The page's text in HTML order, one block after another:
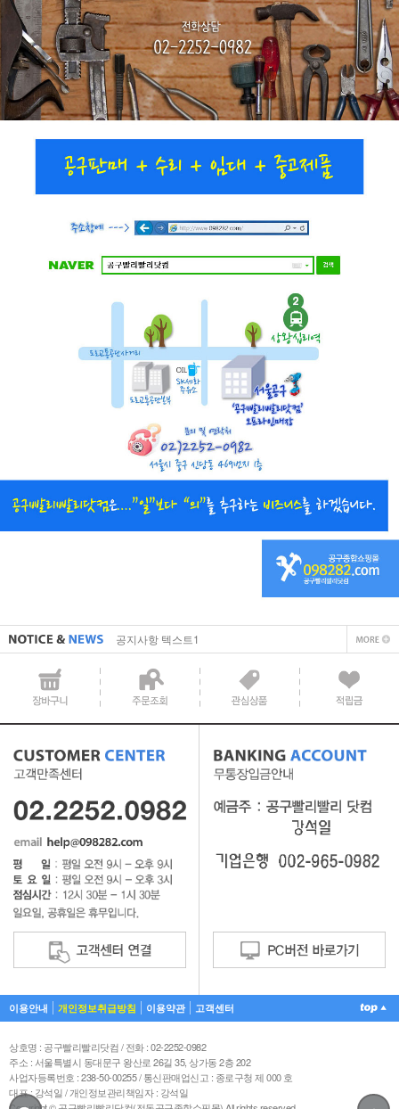
공지사항 텍스트1
직접 입력해주셔야 합니다.
공지사항 텍스트1
이용안내 개인정보취급방침 이용약관 고객센터
상호명 : 공구빨리빨리닷컴 / 전화 : 02-2252-0982
주소 : 서울특별시 동대문구 왕산로 26길 35, 상가동 2층 202
사업자등록번호 : 238-50-00255 / 통신판매업신고 : 종로구청 제 000 호
대표 : 강석일 / 개인정보관리책임자 : 강석일